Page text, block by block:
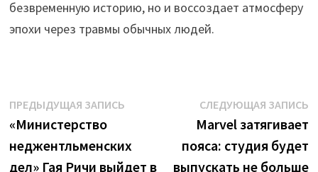
безвременную историю, но и воссоздает атмосферу
эпохи через травмы обычных людей.
Навигация
по
записям
ПРЕДЫДУЩАЯ ЗАПИСЬПредыдущая
«Министерство
неджентльменских
дел» Гая Ричи выйдет в
СЛЕДУЮЩАЯ ЗАПИСЬ
Marvel затягивает
пояса: студия будет
выпускать не больше